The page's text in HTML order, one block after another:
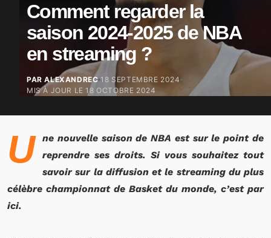
Comment regarder la
saison 2024-2025 de NBA
en streaming ?
PAR ALEXANDREC 18 SEPTEMBRE 2024
MIS À JOUR LE18 OCTOBRE 2024
U
ne nouvelle saison de NBA est sur le point de
reprendre ses droits. Si vous souhaitez tout
savoir sur la diffusion et le streaming du plus
célèbre championnat de Basket du monde, c’est par
ici.